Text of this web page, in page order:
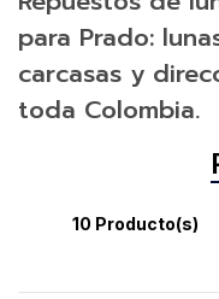
para Prado:
carcasas y
toda Colombia.
10 Producto(s)